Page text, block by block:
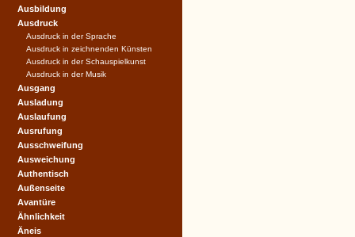
Ausbildung
Ausdruck
Ausdruck in der Sprache
Ausdruck in zeichnenden Künsten
Ausdruck in der Schauspielkunst
Ausdruck in der Musik
Ausgang
Ausladung
Auslaufung
Ausrufung
Ausschweifung
Ausweichung
Authentisch
Außenseite
Avantüre
Ähnlichkeit
Äneis